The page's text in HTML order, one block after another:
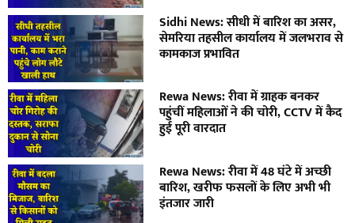
Sidhi News: सीधी में बारिश का असर,
सेमरिया तहसील कार्यालय में जलभराव से
कामकाज प्रभावित
Rewa News: रीवा में ग्राहक बनकर
पहुंचीं महिलाओं ने की चोरी, CCTV में कैद
हुई पूरी वारदात
Rewa News: रीवा में 48 घंटे में अच्छी
बारिश, खरीफ फसलों के लिए अभी भी
इंतजार जारी